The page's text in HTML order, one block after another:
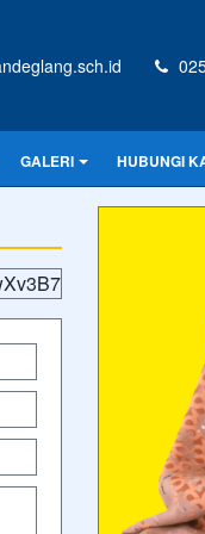
GALERI HUBUNGI